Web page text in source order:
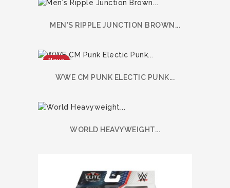
MEN'S RIPPLE JUNCTION BROWN...
Nové
WWE CM PUNK ELECTIC PUNK...
WORLD HEAVYWEIGHT...